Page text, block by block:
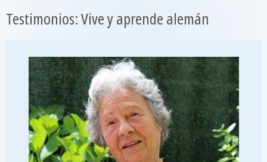
Testimonios: Vive y aprende alemán